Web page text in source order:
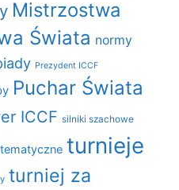
Mistrzostwa
Świata normy
Prezydent ICCF
Puchar Świata
ICCF silniki szachowe
tematyczne turnieje
turniej za